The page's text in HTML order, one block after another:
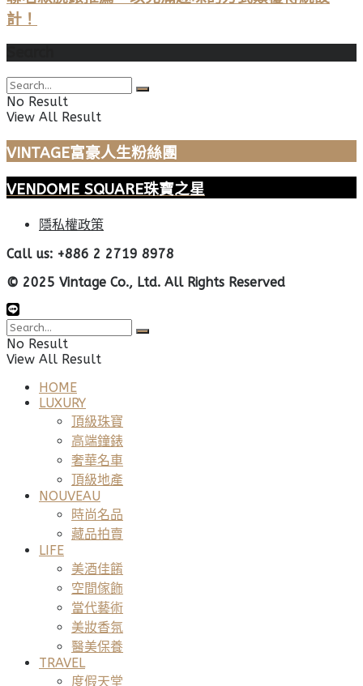
計！
No Result
View All Result
VINTAGE富豪人生粉絲團
VENDOME SQUARE珠寶之星
隱私權政策
Call us: +886 2 2719 8978
© 2025 Vintage Co., Ltd. All Rights Reserved
No Result
View All Result
HOME
LUXURY
頂級珠寶
高端鐘錶
奢華名車
頂級地產
NOUVEAU
時尚名品
藏品拍賣
LIFE
美酒佳餚
空間傢飾
當代藝術
美妝香氛
醫美保養
TRAVEL
度假天堂